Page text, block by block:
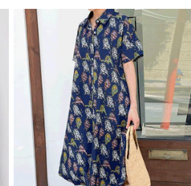
뛰어나 한여름에도 쾌적하게 입기 좋아요^^